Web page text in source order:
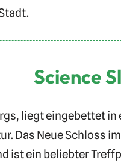
Science
liegt eingebettet
Das Neue Schloss
ist ein beliebter